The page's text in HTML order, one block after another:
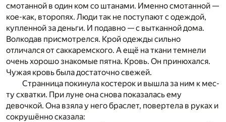
смотанной в один ком со штанами. Именно смотанной —
кое-как, второпях. Люди так не поступают с одеждой,
купленной за деньги. И подавно — с вытканной дома.
Волкодав при­смотрелся. Крой одежды сильно
отличался от саккаремского. А ещё на ткани темнели
очень хорошо знакомые пятна. Кровь. Он принюхался.
Чужая кровь была достаточно свежей.
Странница покинула костерок и вышла за ним к мес­
ту схватки. При луне она снова показалась ему
девочкой. Она взяла у него браслет, повертела в руках и
сокрушённо сказала: